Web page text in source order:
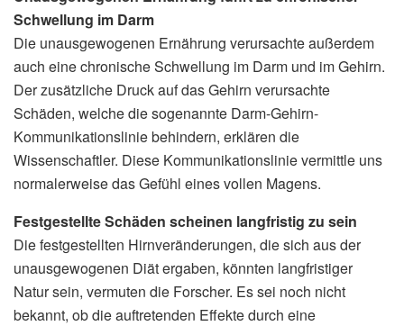
Schwellung im Darm
Die unausgewogenen Ernährung verursachte außerdem
auch eine chronische Schwellung im Darm und im Gehirn.
Der zusätzliche Druck auf das Gehirn verursachte
Schäden, welche die sogenannte Darm-Gehirn-
Kommunikationslinie behindern, erklären die
Wissenschaftler. Diese Kommunikationslinie vermittle uns
normalerweise das Gefühl eines vollen Magens.
Festgestellte Schäden scheinen langfristig zu sein
Die festgestellten Hirnveränderungen, die sich aus der
unausgewogenen Diät ergaben, könnten langfristiger
Natur sein, vermuten die Forscher. Es sei noch nicht
bekannt, ob die auftretenden Effekte durch eine